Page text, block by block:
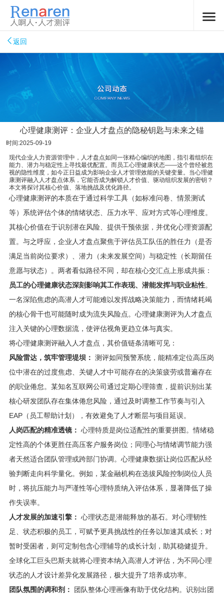
返回
心理健康测评：企业人才盘点的隐秘钥匙与未来之锚
时间:2025-09-19
现代企业人力资源管理中，人才盘点如同一张精心编织的地图，指引着组织在
能力、潜力与稳定性上寻找最优配置。而员工心理健康状态——这个曾经被忽
视的隐性维度，如今正日益成为影响企业人才管理效能的关键变量。当心理健
康测评融入人才盘点体系，它能否成为解锁人才价值、驱动组织发展的密钥？
本文将探讨其核心价值、落地挑战及优化路径。
心理健康测评的本质在于通过科学工具（如标准问卷、情景测试
等）系统评估个体的情绪状态、压力水平、应对方式等心理维度。
其核心价值在于识别潜在风险、提供干预依据，并优化心理资源配
置。与之呼应，企业人才盘点聚焦于评估员工队伍的胜任力（是否
满足当前岗位要求）、潜力（未来发展空间）与稳定性（长期留任
意愿与状态）。两者看似路径不同，却在核心交汇点上形成共振：
员工的心理健康状态深刻影响其工作表现、潜能发挥与职业粘性。
一名深陷焦虑的高潜人才可能难以发挥战略决策能力，而情绪耗竭
的核心骨干也可能随时成为流失风险点。心理健康测评为人才盘点
注入关键的心理数据流，使评估视角更趋立体与真实。
将心理健康测评融入人才盘点，其价值链条清晰可见：
风险雷达，筑牢管理堤坝： 测评如同预警系统，能精准定位高压岗
位中潜在的过度焦虑、关键人才中可能存在的决策疲劳或普遍存在
的职业倦怠。某知名互联网公司通过定期心理筛查，提前识别出某
核心研发团队存在集体倦怠风险，通过及时调整工作节奏与引入
EAP（员工帮助计划），有效避免了人才断层与项目延误。
人岗匹配的精准透镜： 心理特质是岗位适配性的重要拼图。情绪稳
定性高的个体更胜任高压客户服务岗位；同理心与情绪调节能力强
者天然适合团队管理或跨部门协调。心理健康数据让岗位匹配从经
验判断走向科学量化。例如，某金融机构在选拔风险控制岗位人员
时，将抗压能力与严谨性等心理特质纳入评估体系，显著降低了操
作失误率。
人才发展的加速引擎： 心理状态是潜能释放的基石。对心理韧性
足、状态积极的员工，可赋予更具挑战性的任务以加速其成长；对
暂时受困者，则可定制包含心理辅导的成长计划，助其稳健提升。
全球化工巨头巴斯夫就将心理资本纳入高潜人才评估，为不同心理
状态的人才设计差异化发展路径，极大提升了培养成功率。
团队氛围的调和剂：
团队整体心理画像有助于优化结构。识别出团